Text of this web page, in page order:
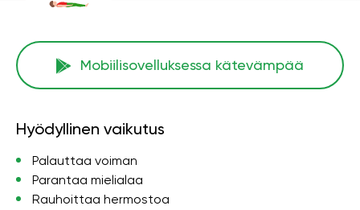
Mobiilisovelluksessa kätevämpää
Hyödyllinen vaikutus
Palauttaa voiman
Parantaa mielialaa
Rauhoittaa hermostoa